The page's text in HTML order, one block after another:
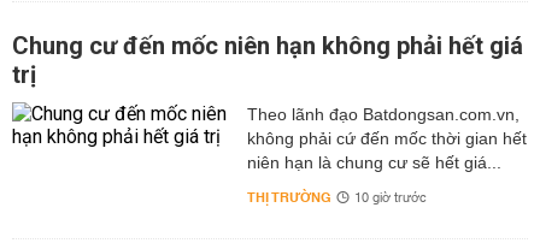
Chung cư đến mốc niên hạn không phải hết giá
trị
Theo lãnh đạo Batdongsan.com.vn,
không phải cứ đến mốc thời gian hết
niên hạn là chung cư sẽ hết giá...
THỊ TRƯỜNG 10 giờ trước